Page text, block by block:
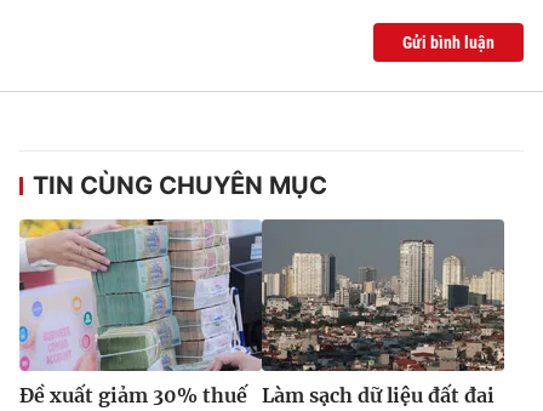
Gửi bình luận
TIN CÙNG CHUYÊN MỤC
Đề xuất giảm 30% thuế Làm sạch dữ liệu đất đai